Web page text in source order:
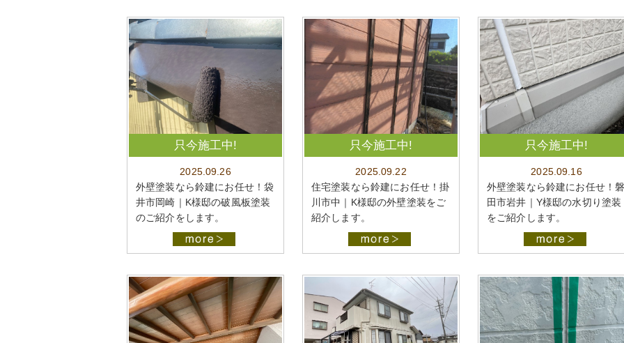
只今施工中!
2025.09.26
外壁塗装なら鈴建にお任せ！袋
井市岡崎｜K様邸の破風板塗装
のご紹介をします。
只今施工中!
2025.09.22
住宅塗装なら鈴建にお任せ！掛
川市中｜K様邸の外壁塗装をご
紹介します。
只今施工中!
2025.09.16
外壁塗装なら鈴建にお任せ！
田市岩井｜Y様邸の水切り塗装
をご紹介します。